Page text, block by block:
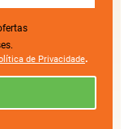
de Privacidade.